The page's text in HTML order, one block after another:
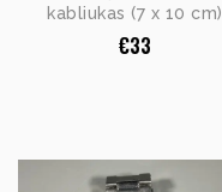
kabliukas (7 x 10 cm)
€33